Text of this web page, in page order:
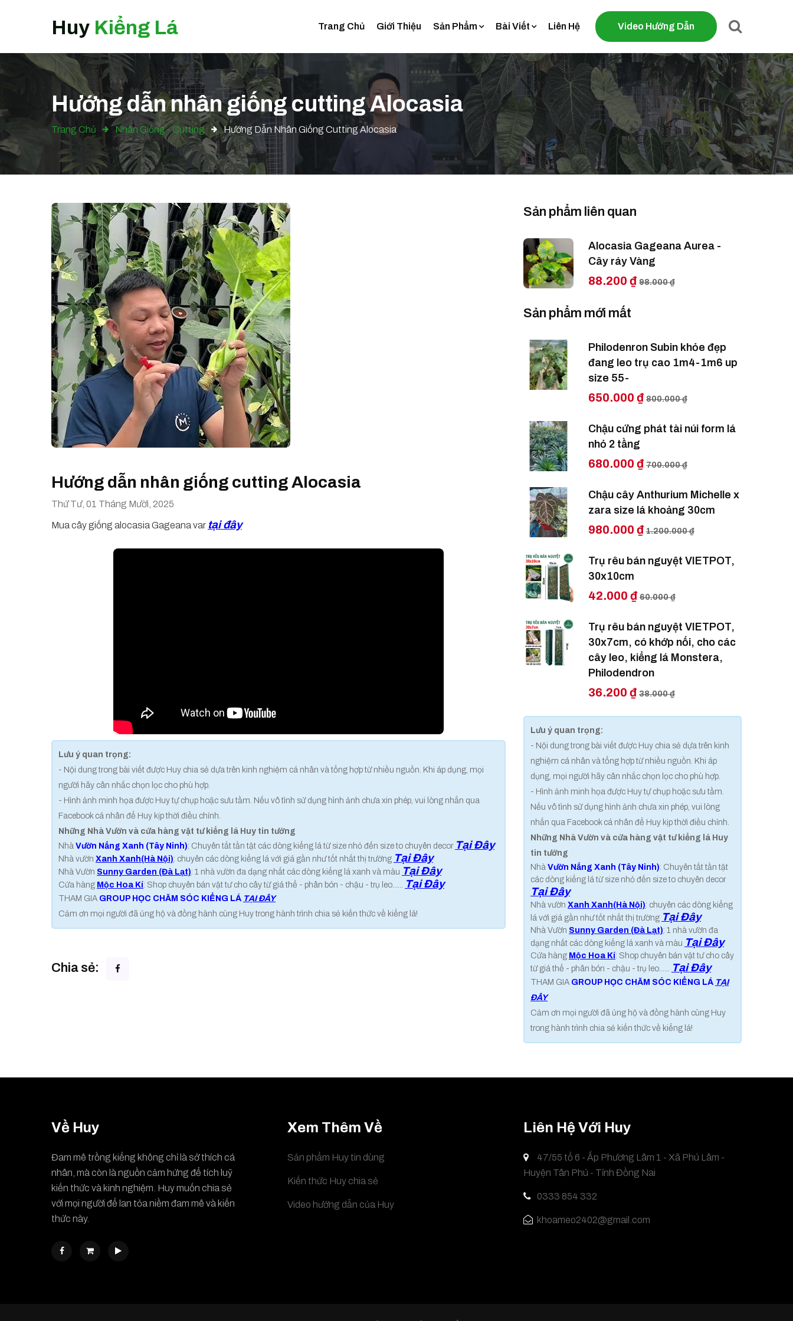
Huy Kiểng Lá Trang Chủ Giới Thiệu Sản Phẩm Bài Viết Liên Hệ Video Hướng Dẫn
Hướng dẫn nhân giống cutting Alocasia
Trang Chủ Nhân Giống - Cutting Hướng Dẫn Nhân Giống Cutting Alocasia
Hướng dẫn nhân giống cutting Alocasia
Thứ Tư, 01 Tháng Mười, 2025
Mua cây giống alocasia Gageana var tại đây
Lưu ý quan trọng:
- Nội dung trong bài viết được Huy chia sẻ dựa trên kinh nghiệm cá nhân và tổng hợp từ nhiều nguồn. Khi áp dụng, mọi
người hãy cân nhắc chọn lọc cho phù hợp.
- Hình ảnh minh họa được Huy tự chụp hoặc sưu tầm. Nếu vô tình sử dụng hình ảnh chưa xin phép, vui lòng nhắn qua
Facebook cá nhân để Huy kịp thời điều chỉnh.
Những Nhà Vườn và cửa hàng vật tư kiểng lá Huy tin tưởng
Nhà Vườn Nắng Xanh (Tây Ninh): Chuyên tất tần tật các dòng kiểng lá từ size nhỏ đến size to chuyên decor Tại Đây
Nhà vườn Xanh Xanh(Hà Nội): chuyên các dòng kiểng lá với giá gần như tốt nhất thị trường Tại Đây
Nhà Vườn Sunny Garden (Đà Lạt): 1 nhà vườn đa dạng nhất các dòng kiểng lá xanh và màu Tại Đây
Cửa hàng Mộc Hoa Kí: Shop chuyên bán vật tư cho cây từ giá thể - phân bón - chậu - trụ leo...... Tại Đây
THAM GIA GROUP HỌC CHĂM SÓC KIỂNG LÁ TẠI ĐÂY
Cảm ơn mọi người đã ủng hộ và đồng hành cùng Huy trong hành trình chia sẻ kiến thức về kiểng lá!
Chia sẻ:
Sản phẩm liên quan
Alocasia Gageana Aurea -
Cây ráy Vàng
88.200 ₫ 98.000 ₫
Sản phẩm mới mất
Philodenron Subin khỏe đẹp
đang leo trụ cao 1m4-1m6 up
size 55-
650.000 ₫ 800.000 ₫
Chậu cứng phát tài núi form lá
nhỏ 2 tầng
680.000 ₫ 700.000 ₫
Chậu cây Anthurium Michelle x
zara size lá khoảng 30cm
980.000 ₫ 1.200.000 ₫
Trụ rêu bán nguyệt VIETPOT,
30x10cm
42.000 ₫ 60.000 ₫
Trụ rêu bán nguyệt VIETPOT,
30x7cm, có khớp nối, cho các
cây leo, kiểng lá Monstera,
Philodendron
36.200 ₫ 38.000 ₫
Lưu ý quan trọng:
- Nội dung trong bài viết được Huy chia sẻ dựa trên kinh
nghiệm cá nhân và tổng hợp từ nhiều nguồn. Khi áp
dụng, mọi người hãy cân nhắc chọn lọc cho phù hợp.
- Hình ảnh minh họa được Huy tự chụp hoặc sưu tầm.
Nếu vô tình sử dụng hình ảnh chưa xin phép, vui lòng
nhắn qua Facebook cá nhân để Huy kịp thời điều chỉnh.
Những Nhà Vườn và cửa hàng vật tư kiểng lá Huy
tin tưởng
Nhà Vườn Nắng Xanh (Tây Ninh): Chuyên tất tần tật
các dòng kiểng lá từ size nhỏ đến size to chuyên decor
Tại Đây
Nhà vườn Xanh Xanh(Hà Nội): chuyên các dòng kiểng
lá với giá gần như tốt nhất thị trường Tại Đây
Nhà Vườn Sunny Garden (Đà Lạt): 1 nhà vườn đa
dạng nhất các dòng kiểng lá xanh và màu Tại Đây
Cửa hàng Mộc Hoa Kí: Shop chuyên bán vật tư cho cây
từ giá thể - phân bón - chậu - trụ leo......
Tại Đây
THAM GIA GROUP HỌC CHĂM SÓC KIỂNG LÁ TẠI
ĐÂY
Cảm ơn mọi người đã ủng hộ và đồng hành cùng Huy
trong hành trình chia sẻ kiến thức về kiểng lá!
Về Huy
Đam mê trồng kiểng không chỉ là sở thích cá
nhân, mà còn là nguồn cảm hứng để tích luỹ
kiến thức và kinh nghiệm. Huy muốn chia sẻ
với mọi người để lan tỏa niềm đam mê và kiến
thức này.
Xem Thêm Về
Sản phẩm Huy tin dùng
Kiến thức Huy chia sẻ
Video hướng dẫn của Huy
Liên Hệ Với Huy
47/55 tổ 6 - Ấp Phương Lâm 1 - Xã Phú Lâm -
Huyện Tân Phú - Tỉnh Đồng Nai
0333 854 332
khoameo2402@gmail.com